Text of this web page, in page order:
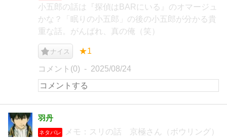
小五郎の話は『探偵はBARにいる』のオマージュ
かな？「眠りの小五郎」の後の小五郎が分かる貴
重な話。がんばれ、真の俺（笑）
ナイス ★1
コメント(0) 2025/08/24
羽丹
ネタバレ メモ：スリの話 京極さん（ボウリング）